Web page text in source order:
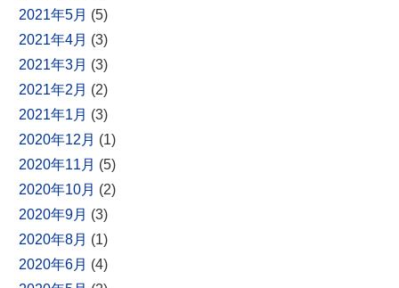
2021年5月 (5)
2021年4月 (3)
2021年3月 (3)
2021年2月 (2)
2021年1月 (3)
2020年12月 (1)
2020年11月 (5)
2020年10月 (2)
2020年9月 (3)
2020年8月 (1)
2020年6月 (4)